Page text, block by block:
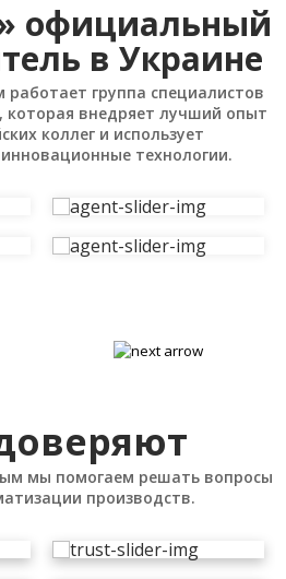
официальный
в Украине
группа специалистов
которая внедряет лучший опыт
коллег и использует
технологии.
мы помогаем решать вопросы
производств.